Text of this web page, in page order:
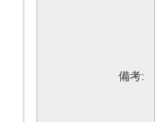
備考: